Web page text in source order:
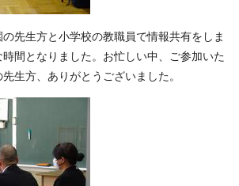
先生方と小学校の教職員で情報共有をしま
間となりました。お忙しい中、ご参加いた
生方、ありがとうございました。